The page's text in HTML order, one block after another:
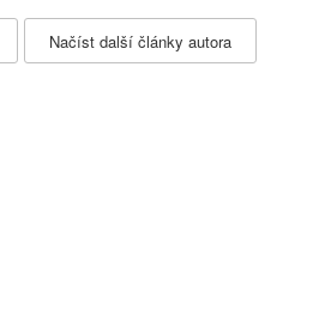
Načíst další články autora